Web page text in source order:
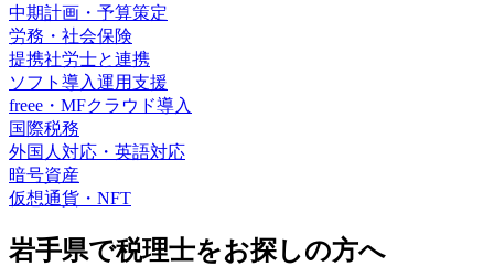
中期計画・予算策定
労務・社会保険
提携社労士と連携
ソフト導入運用支援
freee・MFクラウド導入
国際税務
外国人対応・英語対応
暗号資産
仮想通貨・NFT
岩手県で税理士をお探しの方へ